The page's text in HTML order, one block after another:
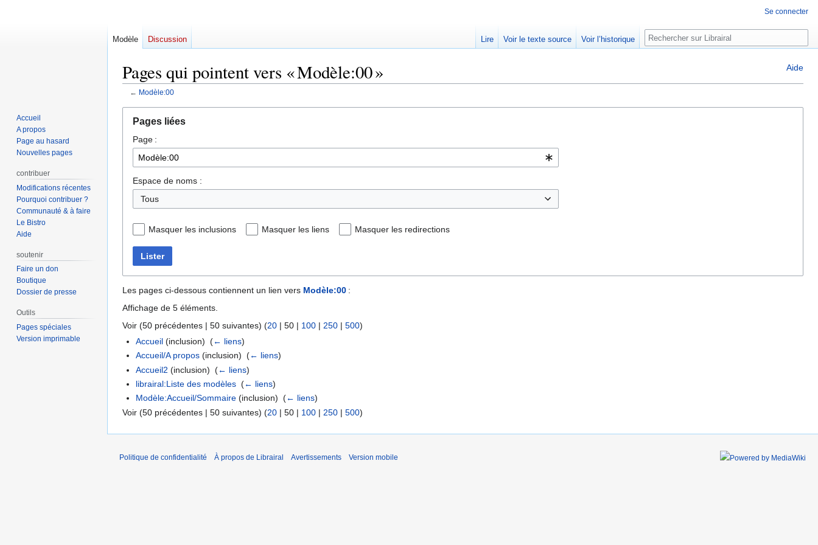
Aide
Pages qui pointent vers « Modèle:00 »
← Modèle:00
navigation
recherche
Pages liées
Page :
Espace de noms :
Tous
Masquer les inclusions Masquer les liens Masquer les redirections
Lister
Les pages ci-dessous contiennent un lien vers Modèle:00 :
Affichage de 5 éléments.
Voir (50 précédentes | 50 suivantes) (20 | 50 | 100 | 250 | 500)
Accueil (inclusion) ‎(← liens)
Accueil/A propos (inclusion) ‎(← liens)
Accueil2 (inclusion) ‎(← liens)
librairal:Liste des modèles ‎(← liens)
Modèle:Accueil/Sommaire (inclusion) ‎(← liens)
Voir (50 précédentes | 50 suivantes) (20 | 50 | 100 | 250 | 500)
Se connecter
Modèle Discussion Lire Voir le texte source Voir l’historique Rechercher
Accueil
A propos
Page au hasard
Nouvelles pages
contribuer
Modifications récentes
Pourquoi contribuer ?
Communauté & à faire
Le Bistro
Aide
soutenir
Faire un don
Boutique
Dossier de presse
Outils
Pages spéciales
Version imprimable
Politique de confidentialité À propos de Librairal Avertissements Version mobile